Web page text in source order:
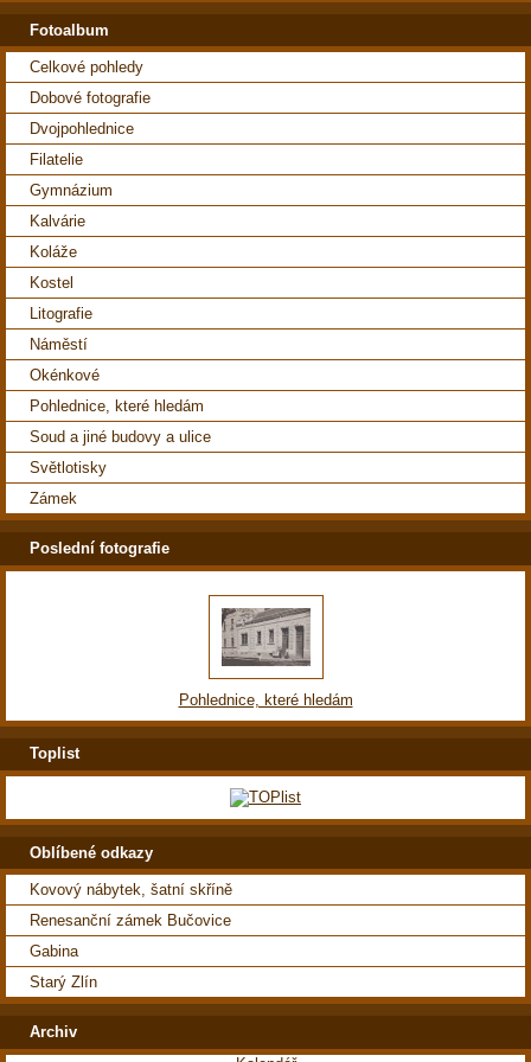
Fotoalbum
Celkové pohledy
Dobové fotografie
Dvojpohlednice
Filatelie
Gymnázium
Kalvárie
Koláže
Kostel
Litografie
Náměstí
Okénkové
Pohlednice, které hledám
Soud a jiné budovy a ulice
Světlotisky
Zámek
Poslední fotografie
Pohlednice, které hledám
Toplist
Oblíbené odkazy
Kovový nábytek, šatní skříně
Renesanční zámek Bučovice
Gabina
Starý Zlín
Archiv